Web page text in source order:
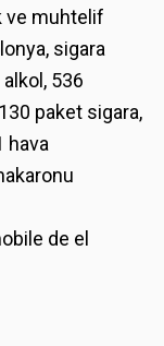
ve muhtelif
sigara
536
paket sigara,
hava
de el